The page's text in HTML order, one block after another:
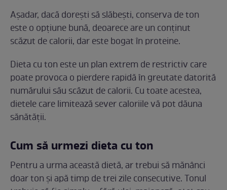
Așadar, dacă dorești să slăbești, conserva de ton
este o opțiune bună, deoarece are un conținut
scăzut de calorii, dar este bogat în proteine.
Dieta cu ton este un plan extrem de restrictiv care
poate provoca o pierdere rapidă în greutate datorită
numărului său scăzut de calorii. Cu toate acestea,
dietele care limitează sever caloriile vă pot dăuna
sănătății.
Cum să urmezi dieta cu ton
Pentru a urma această dietă, ar trebui să mănânci
doar ton și apă timp de trei zile consecutive. Tonul